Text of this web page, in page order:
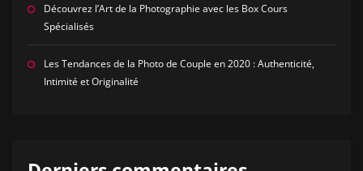
Découvrez l’Art de la Photographie avec les Box Cours
Spécialisés
Les Tendances de la Photo de Couple en 2020 : Authenticité,
Intimité et Originalité